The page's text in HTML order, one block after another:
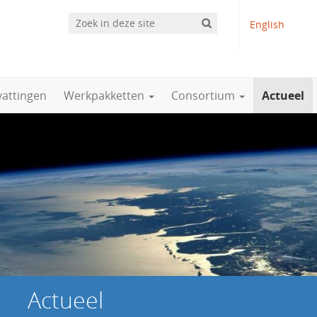
English
Werkpakketten Consortium Actueel
Actueel